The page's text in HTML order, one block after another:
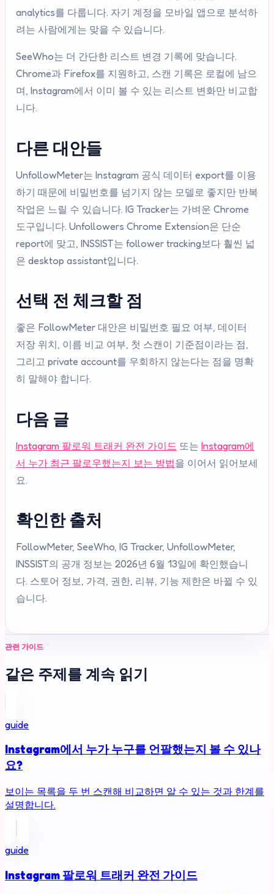
analytics를 다룹니다. 자기 계정을 모바일 앱으로 분석하
려는 사람에게는 맞을 수 있습니다.
SeeWho는 더 간단한 리스트 변경 기록에 맞습니다.
Chrome과 Firefox를 지원하고, 스캔 기록은 로컬에 남으
며, Instagram에서 이미 볼 수 있는 리스트 변화만 비교합
니다.
다른 대안들
UnfollowMeter는 Instagram 공식 데이터 export를 이용
하기 때문에 비밀번호를 넘기지 않는 모델로 좋지만 반복
작업은 느릴 수 있습니다. IG Tracker는 가벼운 Chrome
도구입니다. Unfollowers Chrome Extension은 단순
report에 맞고, INSSIST는 follower tracking보다 훨씬 넓
은 desktop assistant입니다.
선택 전 체크할 점
좋은 FollowMeter 대안은 비밀번호 필요 여부, 데이터
저장 위치, 이름 비교 여부, 첫 스캔이 기준점이라는 점,
그리고 private account를 우회하지 않는다는 점을 명확
히 말해야 합니다.
다음 글
Instagram 팔로워 트래커 완전 가이드 또는 Instagram에
서 누가 최근 팔로우했는지 보는 방법을 이어서 읽어보세
요.
확인한 출처
FollowMeter, SeeWho, IG Tracker, UnfollowMeter,
INSSIST의 공개 정보는 2026년 6월 13일에 확인했습니
다. 스토어 정보, 가격, 권한, 리뷰, 기능 제한은 바뀔 수 있
습니다.
관련 가이드
같은 주제를 계속 읽기
guide
Instagram에서 누가 누구를 언팔했는지 볼 수 있나
요?
보이는 목록을 두 번 스캔해 비교하면 알 수 있는 것과 한계를
설명합니다.
guide
Instagram 팔로워 트래커 완전 가이드